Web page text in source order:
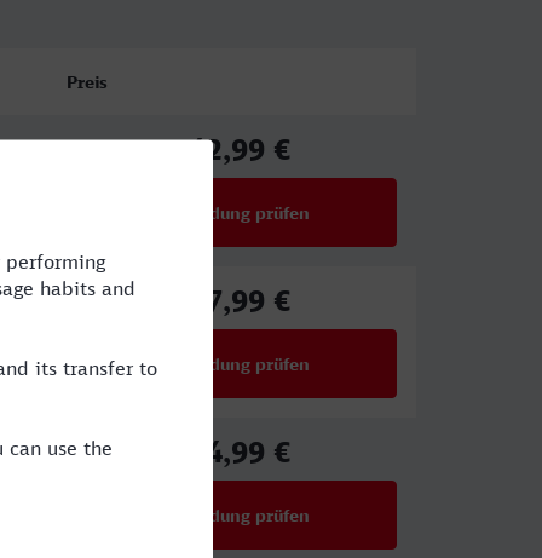
Preis
42,99 €
Verbindung prüfen
27,99 €
Verbindung prüfen
44,99 €
Verbindung prüfen